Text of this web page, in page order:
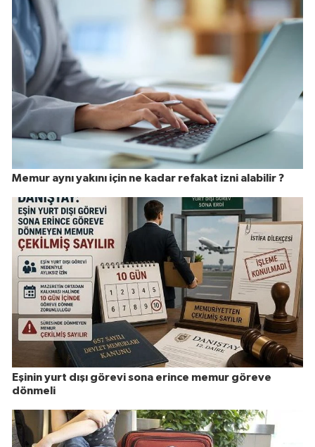
Memur aynı yakını için ne kadar refakat izni alabilir ?
Eşinin yurt dışı görevi sona erince memur göreve
dönmeli